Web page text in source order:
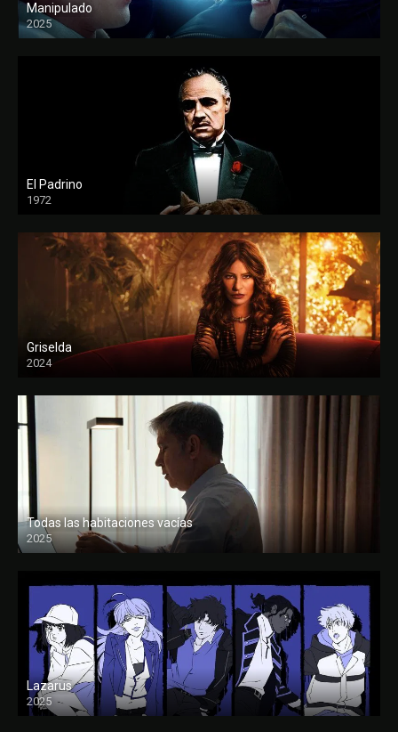
Manipulado
2025
El Padrino
1972
FULL HD
Griselda
2024
Todas las habitaciones vacías
2025
FULL HD
Lazarus
2025